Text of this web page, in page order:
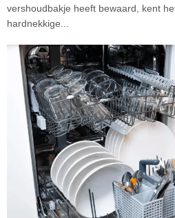
vershoudbakje heeft bewaard, kent
hardnekkige...